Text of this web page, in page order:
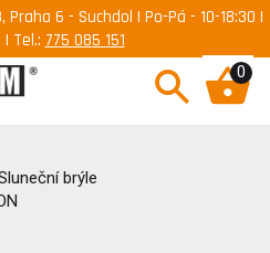
Praha 6 - Suchdol | Po-Pá - 10-18:30 |
Tel.: 775 085 151
0
brýle